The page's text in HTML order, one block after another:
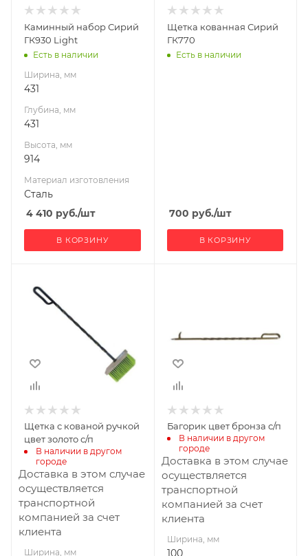
Сталь
Каминный набор Сирий
ГК930 Light
Есть в наличии
Ширина, мм
431
Глубина, мм
431
Высота, мм
914
Материал изготовления
Сталь
4 410 руб./шт
В КОРЗИНУ
Щетка кованная Сирий
ГК770
Есть в наличии
700 руб./шт
В КОРЗИНУ
150
Высота, мм
Щетка с кованой ручкой
цвет золото с/п
В наличии в другом
городе
Доставка в этом случае
осуществляется
транспортной
компанией за счет
клиента
Ширина, мм
740
Багорик цвет бронза с/п
В наличии в другом
городе
Доставка в этом случае
осуществляется
транспортной
компанией за счет
клиента
Ширина, мм
100